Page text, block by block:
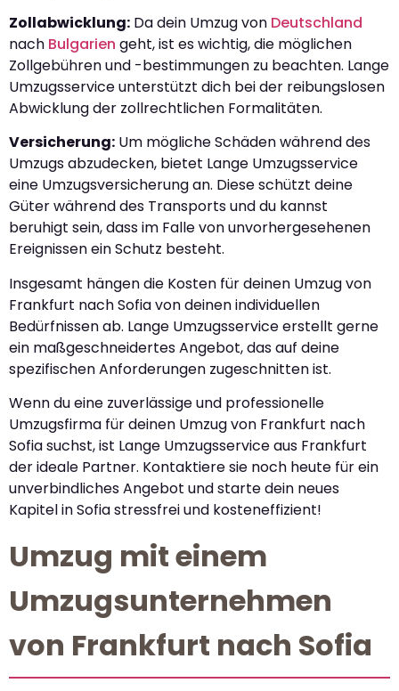
Zollabwicklung: Da dein Umzug von Deutschland
nach Bulgarien geht, ist es wichtig, die möglichen
Zollgebühren und -bestimmungen zu beachten. Lange
Umzugsservice unterstützt dich bei der reibungslosen
Abwicklung der zollrechtlichen Formalitäten.
Versicherung: Um mögliche Schäden während des
Umzugs abzudecken, bietet Lange Umzugsservice
eine Umzugsversicherung an. Diese schützt deine
Güter während des Transports und du kannst
beruhigt sein, dass im Falle von unvorhergesehenen
Ereignissen ein Schutz besteht.
Insgesamt hängen die Kosten für deinen Umzug von
Frankfurt nach Sofia von deinen individuellen
Bedürfnissen ab. Lange Umzugsservice erstellt gerne
ein maßgeschneidertes Angebot, das auf deine
spezifischen Anforderungen zugeschnitten ist.
Wenn du eine zuverlässige und professionelle
Umzugsfirma für deinen Umzug von Frankfurt nach
Sofia suchst, ist Lange Umzugsservice aus Frankfurt
der ideale Partner. Kontaktiere sie noch heute für ein
unverbindliches Angebot und starte dein neues
Kapitel in Sofia stressfrei und kosteneffizient!
Umzug mit einem
Umzugsunternehmen
von Frankfurt nach Sofia